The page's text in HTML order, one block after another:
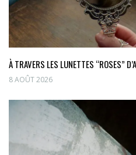
À TRAVERS LES LUNETTES “ROSES”
8 AOÛT 2026